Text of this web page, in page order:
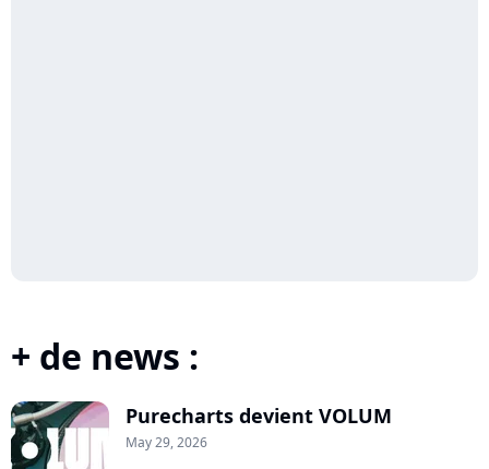
+ de news :
Purecharts devient VOLUM
May 29, 2026